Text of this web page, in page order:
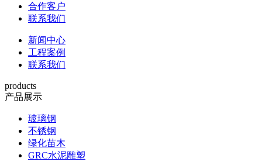
合作客户
联系我们
新闻中心
工程案例
联系我们
products
产品展示
玻璃钢
不锈钢
绿化苗木
GRC水泥雕塑